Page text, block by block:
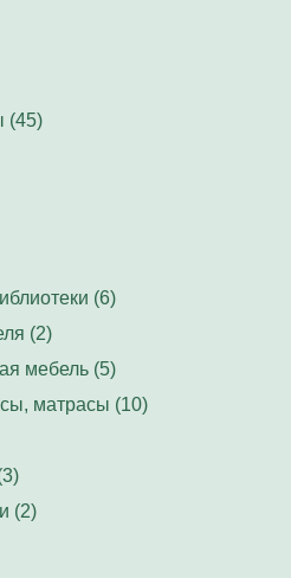
(45)
(6)
(2)
мебель (5)
матрасы (10)
(2)